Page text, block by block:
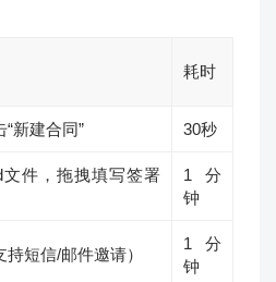
耗时
新建合同” 30秒
文件，拖拽填写签署
1分
钟
短信/邮件邀请）
1分
钟